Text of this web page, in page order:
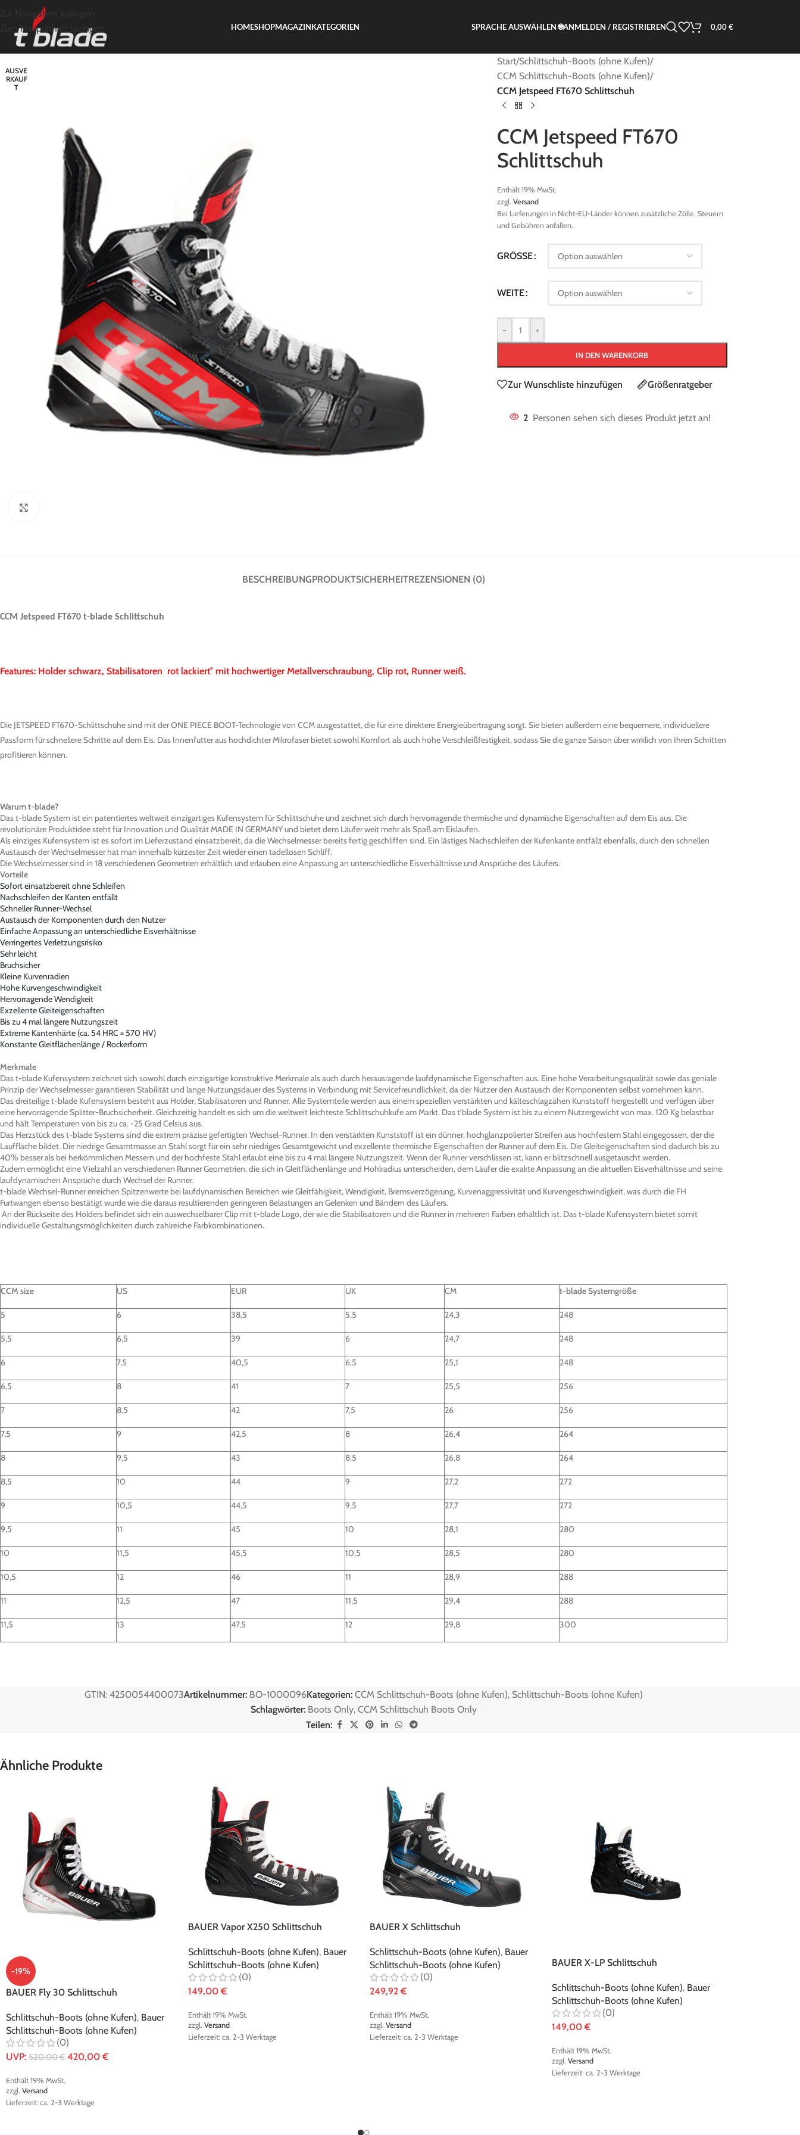
Zur Navigation springen
Zum Hauptinhalt springen
HOMESHOP
NEUHEITEN
Graf Supra G315X t-blade Schlittschuh -
Black/White
305,00
€
Enthält 19% MwSt.
zzgl.Versand
Lieferzeit: ca. 5-7 Werktage
zzgl. Versand
MEISTGESEHEN
Graf Supra G315X t-blade Schlittschuh -
Pink/Black
MAGAZINKATEGORIEN SPRACHE AUSWÄHLEN 🌐ANMELDEN / REGISTRIEREN 0,00€
AUSVE
RKAUF
T
Start/Schlittschuh-Boots (ohne Kufen)/
CCM Schlittschuh-Boots (ohne Kufen)/
CCM Jetspeed FT670 Schlittschuh
CCM Jetspeed FT670
Schlittschuh
Enthält 19% MwSt.
zzgl. Versand
Bei Lieferungen in Nicht-EU-Länder können zusätzliche Zölle, Steuern
und Gebühren anfallen.
GRÖSSE
WEITE
- +
IN DEN WARENKORB
Zur Wunschliste hinzufügen Größenratgeber
2 Personen sehen sich dieses Produkt jetzt an!
BESCHREIBUNGPRODUKTSICHERHEITREZENSIONEN (0)
CCM Jetspeed FT670 t-blade Schlittschuh
Features: Holder schwarz, Stabilisatoren rot lackiert° mit hochwertiger Metallverschraubung, Clip rot, Runner weiß.
Die JETSPEED FT670-Schlittschuhe sind mit der ONE PIECE BOOT-Technologie von CCM ausgestattet, die für eine direktere Energieübertragung sorgt. Sie bieten außerdem eine bequemere, individuellere
Passform für schnellere Schritte auf dem Eis. Das Innenfutter aus hochdichter Mikrofaser bietet sowohl Komfort als auch hohe Verschleißfestigkeit, sodass Sie die ganze Saison über wirklich von Ihren Schritten
profitieren können.
Warum t-blade?
Das t-blade System ist ein patentiertes weltweit einzigartiges Kufensystem für Schlittschuhe und zeichnet sich durch hervorragende thermische und dynamische Eigenschaften auf dem Eis aus. Die
revolutionäre Produktidee steht für Innovation und Qualität MADE IN GERMANY und bietet dem Läufer weit mehr als Spaß am Eislaufen.
Als einziges Kufensystem ist es sofort im Lieferzustand einsatzbereit, da die Wechselmesser bereits fertig geschliffen sind. Ein lästiges Nachschleifen der Kufenkante entfällt ebenfalls, durch den schnellen
Austausch der Wechselmesser hat man innerhalb kürzester Zeit wieder einen tadellosen Schliff.
Die Wechselmesser sind in 18 verschiedenen Geometrien erhältlich und erlauben eine Anpassung an unterschiedliche Eisverhältnisse und Ansprüche des Läufers.
Vorteile
Sofort einsatzbereit ohne Schleifen
Nachschleifen der Kanten entfällt
Schneller Runner-Wechsel
Austausch der Komponenten durch den Nutzer
Einfache Anpassung an unterschiedliche Eisverhältnisse
Verringertes Verletzungsrisiko
Sehr leicht
Bruchsicher
Kleine Kurvenradien
Hohe Kurvengeschwindigkeit
Hervorragende Wendigkeit
Exzellente Gleiteigenschaften
Bis zu 4 mal längere Nutzungszeit
Extreme Kantenhärte (ca. 54 HRC = 570 HV)
Konstante Gleitflächenlänge / Rockerform
Merkmale
Das t-blade Kufensystem zeichnet sich sowohl durch einzigartige konstruktive Merkmale als auch durch herausragende laufdynamische Eigenschaften aus. Eine hohe Verarbeitungsqualität sowie das geniale
Prinzip der Wechselmesser garantieren Stabilität und lange Nutzungsdauer des Systems in Verbindung mit Servicefreundlichkeit, da der Nutzer den Austausch der Komponenten selbst vornehmen kann.
Das dreiteilige t-blade Kufensystem besteht aus Holder, Stabilisatoren und Runner. Alle Systemteile werden aus einem speziellen verstärkten und kälteschlagzähen Kunststoff hergestellt und verfügen über
eine hervorragende Splitter-Bruchsicherheit. Gleichzeitig handelt es sich um die weltweit leichteste Schlittschuhkufe am Markt. Das t’blade System ist bis zu einem Nutzergewicht von max. 120 Kg belastbar
und hält Temperaturen von bis zu ca. -25 Grad Celsius aus.
Das Herzstück des t-blade Systems sind die extrem präzise gefertigten Wechsel-Runner. In den verstärkten Kunststoff ist ein dünner, hochglanzpolierter Streifen aus hochfestem Stahl eingegossen, der die
Lauffläche bildet. Die niedrige Gesamtmasse an Stahl sorgt für ein sehr niedriges Gesamtgewicht und exzellente thermische Eigenschaften der Runner auf dem Eis. Die Gleiteigenschaften sind dadurch bis zu
40% besser als bei herkömmlichen Messern und der hochfeste Stahl erlaubt eine bis zu 4 mal längere Nutzungszeit. Wenn der Runner verschlissen ist, kann er blitzschnell ausgetauscht werden.
Zudem ermöglicht eine Vielzahl an verschiedenen Runner Geometrien, die sich in Gleitflächenlänge und Hohlradius unterscheiden, dem Läufer die exakte Anpassung an die aktuellen Eisverhältnisse und seine
laufdynamischen Ansprüche durch Wechsel der Runner.
t-blade Wechsel-Runner erreichen Spitzenwerte bei laufdynamischen Bereichen wie Gleitfähigkeit, Wendigkeit, Bremsverzögerung, Kurvenaggressivität und Kurvengeschwindigkeit, was durch die FH
Furtwangen ebenso bestätigt wurde wie die daraus resultierenden geringeren Belastungen an Gelenken und Bändern des Läufers.
An der Rückseite des Holders befindet sich ein auswechselbarer Clip mit t-blade Logo, der wie die Stabilisatoren und die Runner in mehreren Farben erhältlich ist. Das t-blade Kufensystem bietet somit
individuelle Gestaltungsmöglichkeiten durch zahlreiche Farbkombinationen.
CCM size US EUR UK CM t-blade Systemgröße
5 6 38,5 5,5 24,3 248
5,5 6,5 39 6 24,7 248
6 7,5 40,5 6,5 25,1 248
6,5 8 41 7 25,5 256
7 8,5 42 7,5 26 256
7,5 9 42,5 8 26,4 264
8 9,5 43 8,5 26,8 264
8,5 10 44 9 27,2 272
9 10,5 44,5 9,5 27,7 272
9,5 11 45 10 28,1 280
10 11,5 45,5 10,5 28,5 280
10,5 12 46 11 28,9 288
11 12,5 47 11,5 29,4 288
11,5 13 47,5 12 29,8 300
GTIN: 4250054400073Artikelnummer: BO-1000096Kategorien: CCM Schlittschuh-Boots (ohne Kufen), Schlittschuh-Boots (ohne Kufen)
Schlagwörter: Boots Only, CCM Schlittschuh Boots Only
Teilen:
Ähnliche Produkte
-19%
BAUER Fly 30 Schlittschuh
Schlittschuh-Boots (ohne Kufen), Bauer
Schlittschuh-Boots (ohne Kufen)
(0)
UVP: 520,00€ 420,00€
Enthält 19% MwSt.
zzgl. Versand
Lieferzeit: ca. 2-3 Werktage
BAUER Vapor X250 Schlittschuh
Schlittschuh-Boots (ohne Kufen), Bauer
Schlittschuh-Boots (ohne Kufen)
(0)
149,00€
Enthält 19% MwSt.
zzgl. Versand
Lieferzeit: ca. 2-3 Werktage
BAUER X Schlittschuh
Schlittschuh-Boots (ohne Kufen), Bauer
Schlittschuh-Boots (ohne Kufen)
(0)
249,92€
Enthält 19% MwSt.
zzgl. Versand
Lieferzeit: ca. 2-3 Werktage
BAUER X-LP Schlittschuh
Schlittschuh-Boots (ohne Kufen), Bauer
Schlittschuh-Boots (ohne Kufen)
(0)
149,00€
Enthält 19% MwSt.
zzgl. Versand
Lieferzeit: ca. 2-3 Werktage